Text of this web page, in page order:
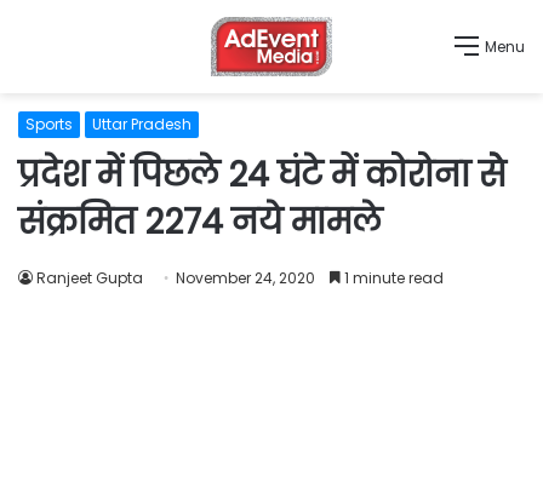
Menu
Sports Uttar Pradesh
प्रदेश में पिछले 24 घंटे में कोरोना सेे
संक्रमित 2274 नये मामले
Ranjeet Gupta November 24, 2020 1 minute read